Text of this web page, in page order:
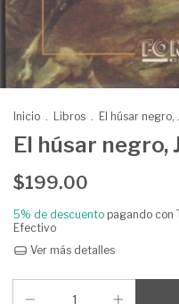
Inicio . Libros . El húsar
El húsar negro,
$199.00
5% de descuento pagando con
Efectivo
Ver más detalles